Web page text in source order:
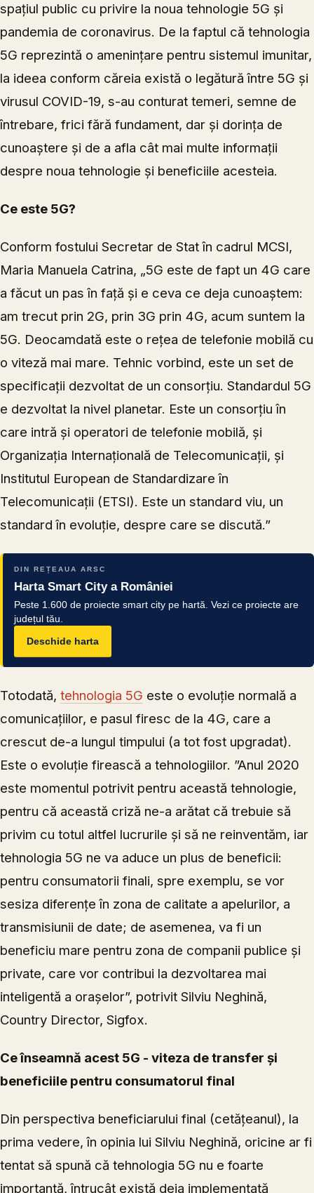
spațiul public cu privire la noua tehnologie 5G și
pandemia de coronavirus. De la faptul că tehnologia
5G reprezintă o amenințare pentru sistemul imunitar,
la ideea conform căreia există o legătură între 5G și
virusul COVID-19, s-au conturat temeri, semne de
întrebare, frici fără fundament, dar și dorința de
cunoaștere și de a afla cât mai multe informații
despre noua tehnologie și beneficiile acesteia.
Ce este 5G?
Conform fostului Secretar de Stat în cadrul MCSI,
Maria Manuela Catrina, „5G este de fapt un 4G care
a făcut un pas în față și e ceva ce deja cunoaștem:
am trecut prin 2G, prin 3G prin 4G, acum suntem la
5G. Deocamdată este o rețea de telefonie mobilă cu
o viteză mai mare. Tehnic vorbind, este un set de
specificații dezvoltat de un consorțiu. Standardul 5G
e dezvoltat la nivel planetar. Este un consorțiu în
care intră și operatori de telefonie mobilă, și
Organizația Internațională de Telecomunicații, și
Institutul European de Standardizare în
Telecomunicații (ETSI). Este un standard viu, un
standard în evoluție, despre care se discută.”
DIN REȚEAUA ARSC
Harta Smart City a României
Peste 1.600 de proiecte smart city pe hartă. Vezi ce proiecte are
județul tău.
Deschide harta
Totodată, tehnologia 5G este o evoluție normală a
comunicațiilor, e pasul firesc de la 4G, care a
crescut de-a lungul timpului (a tot fost upgradat).
Este o evoluție firească a tehnologiilor. ”Anul 2020
este momentul potrivit pentru această tehnologie,
pentru că această criză ne-a arătat că trebuie să
privim cu totul altfel lucrurile și să ne reinventăm, iar
tehnologia 5G ne va aduce un plus de beneficii:
pentru consumatorii finali, spre exemplu, se vor
sesiza diferențe în zona de calitate a apelurilor, a
transmisiunii de date; de asemenea, va fi un
beneficiu mare pentru zona de companii publice și
private, care vor contribui la dezvoltarea mai
inteligentă a orașelor”, potrivit Silviu Neghină,
Country Director, Sigfox.
Ce înseamnă acest 5G - viteza de transfer și
beneficiile pentru consumatorul final
Din perspectiva beneficiarului final (cetățeanul), la
prima vedere, în opinia lui Silviu Neghină, oricine ar fi
tentat să spună că tehnologia 5G nu e foarte
importantă, întrucât există deja implementată